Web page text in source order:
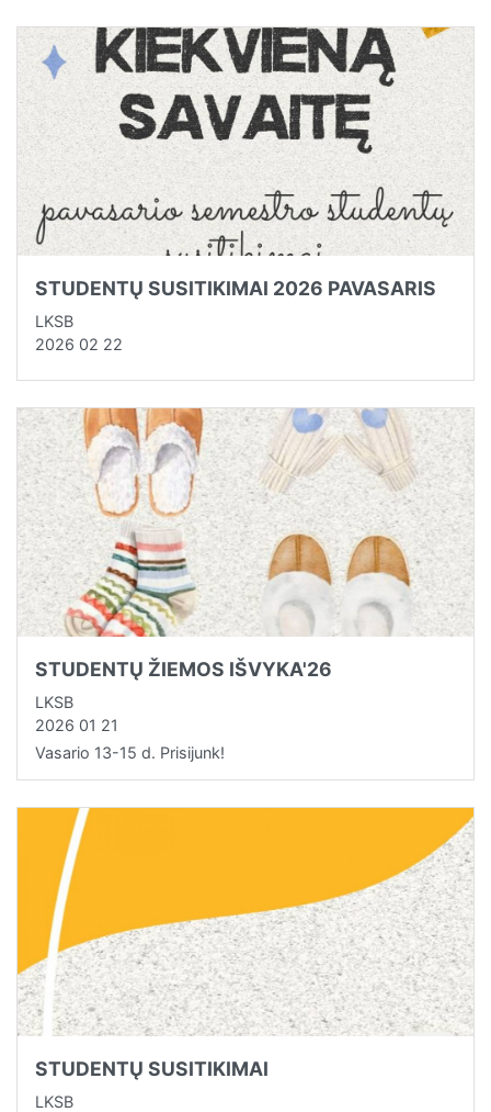
STUDENTŲ SUSITIKIMAI 2026 PAVASARIS
LKSB
2026 02 22
STUDENTŲ ŽIEMOS IŠVYKA'26
LKSB
2026 01 21
Vasario 13-15 d. Prisijunk!
STUDENTŲ SUSITIKIMAI
LKSB